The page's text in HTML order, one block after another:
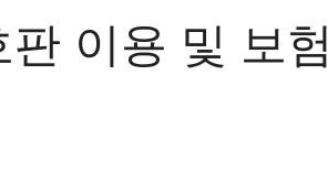
이용 및 보험